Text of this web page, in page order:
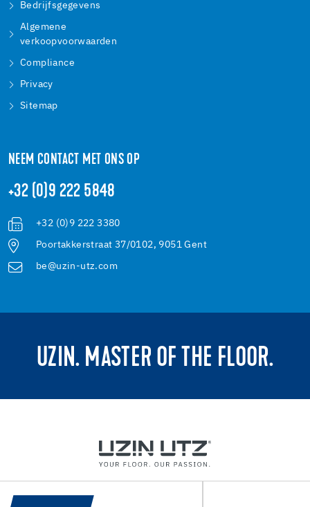
Bedrijfsgegevens
Algemene
verkoopvoorwaarden
Compliance
Privacy
Sitemap
NEEM CONTACT MET ONS OP
+32 (0)9 222 5848
+32 (0)9 222 3380
Poortakkerstraat 37/0102, 9051 Gent
be@uzin-utz.com
UZIN. MASTER OF THE FLOOR.